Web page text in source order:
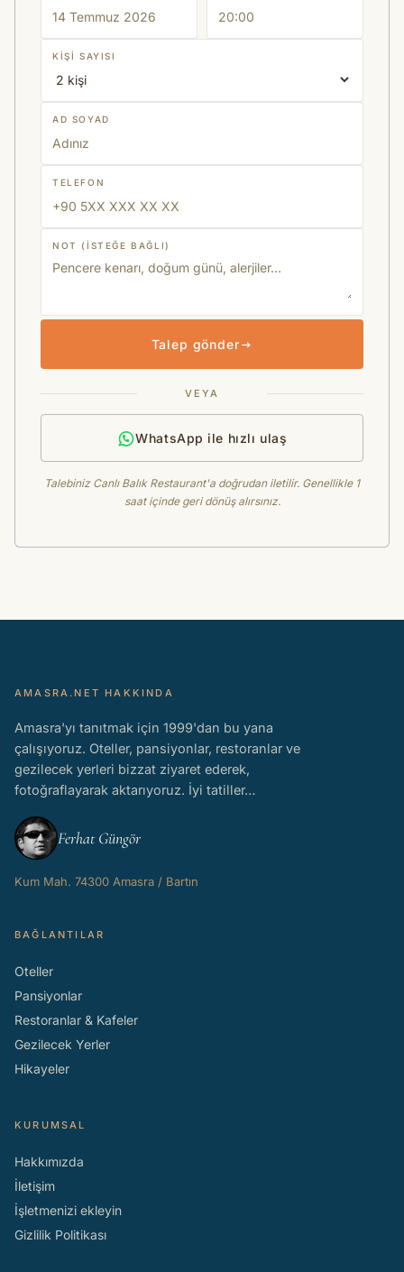
KIŞI SAYISI
AD SOYAD
TELEFON
NOT (ISTEĞE BAĞLI)
Talep gönder
VEYA
WhatsApp ile hızlı ulaş
Talebiniz Canlı Balık Restaurant'a doğrudan iletilir. Genellikle 1
saat içinde geri dönüş alırsınız.
AMASRA.NET HAKKINDA
Amasra'yı tanıtmak için 1999'dan bu yana
çalışıyoruz. Oteller, pansiyonlar, restoranlar ve
gezilecek yerleri bizzat ziyaret ederek,
fotoğraflayarak aktarıyoruz. İyi tatiller…
Ferhat Güngör
Kum Mah. 74300 Amasra / Bartın
BAĞLANTILAR
Oteller
Pansiyonlar
Restoranlar & Kafeler
Gezilecek Yerler
Hikayeler
KURUMSAL
Hakkımızda
İletişim
İşletmenizi ekleyin
Gizlilik Politikası